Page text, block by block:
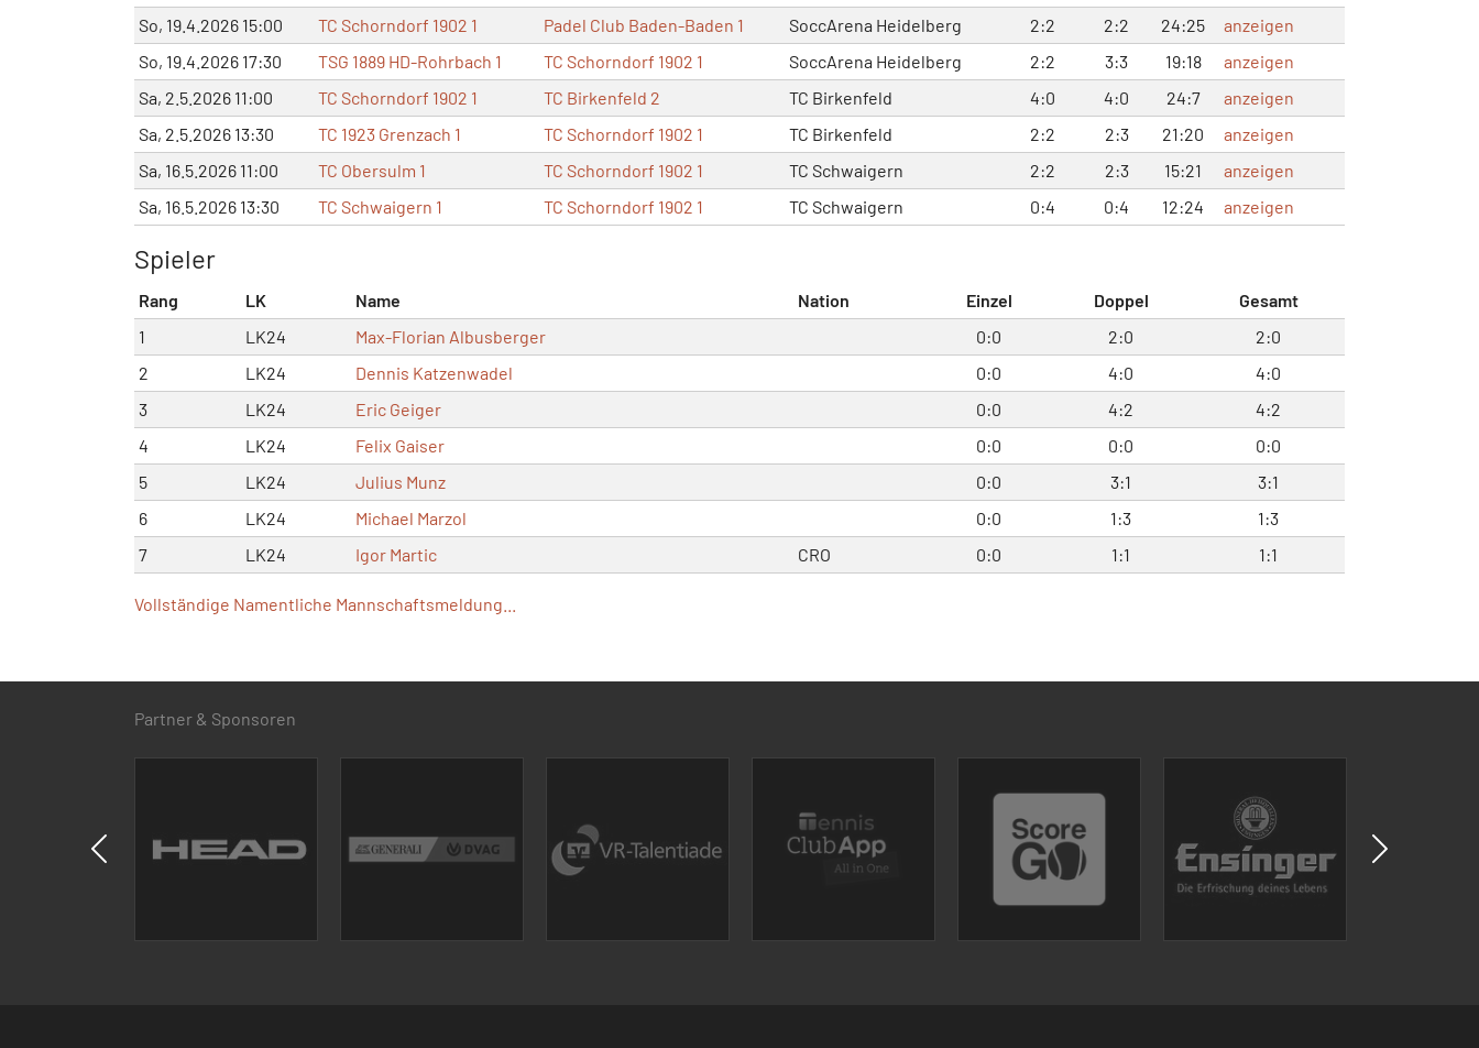
So, 19.4.2026 15:00
TC Schorndorf 1902 1 Padel Club Baden-Baden 1 SoccArena Heidelberg 2:2 2:2 24:25
anzeigen
So, 19.4.2026 17:30
TSG 1889 HD-Rohrbach 1 TC Schorndorf 1902 1 SoccArena Heidelberg 2:2 3:3 19:18
anzeigen
Sa, 2.5.2026 11:00
TC Schorndorf 1902 1 TC Birkenfeld 2 TC Birkenfeld 4:0 4:0 24:7
anzeigen
Sa, 2.5.2026 13:30
TC 1923 Grenzach 1 TC Schorndorf 1902 1 TC Birkenfeld 2:2 2:3 21:20
anzeigen
Sa, 16.5.2026 11:00
TC Obersulm 1 TC Schorndorf 1902 1 TC Schwaigern 2:2 2:3 15:21
anzeigen
Sa, 16.5.2026 13:30
TC Schwaigern 1 TC Schorndorf 1902 1 TC Schwaigern 0:4 0:4 12:24 anzeigen
Spieler
Rang LK Name Nation Einzel Doppel
Gesamt
1
LK24 Max-Florian Albusberger 0:0 2:0
2:0
2
LK24 Dennis Katzenwadel 0:0 4:0
4:0
3
LK24 Eric Geiger 0:0 4:2
4:2
4
LK24 Felix Gaiser 0:0 0:0
0:0
5
LK24 Julius Munz 0:0 3:1
3:1
6
LK24 Michael Marzol 0:0 1:3
1:3
7
LK24 Igor Martic CRO 0:0 1:1 1:1
Vollständige Namentliche Mannschaftsmeldung...
Partner & Sponsoren